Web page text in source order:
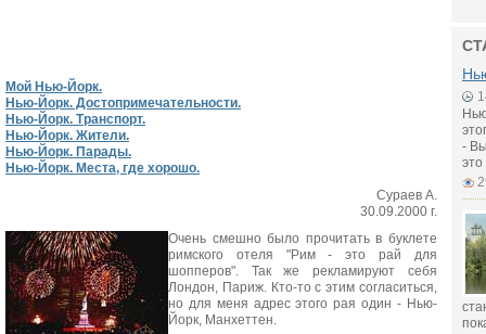
Мой Нью-Йорк.
Нью-Йорк. Достопримечательности.
Нью-Йорк. Транспорт.
Нью-Йорк. Жители.
Нью-Йорк. Парады.
Нью-Йорк. Места, где хорошо.
Сураев А.
30.09.2000 г.
Очень смешно было прочитать в буклете
римского отеля "Рим - это рай для
шопперов". Так же рекламируют себя
Лондон, Париж. Кто-то с этим согласиться,
но для меня адрес этого рая один - Нью-
Йорк, Манхеттен.
-
это